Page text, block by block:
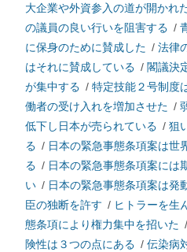
大企業や外資参入の道が開かれ
の議員の良い行いを阻害する /
に保身のために賛成した / 法律
はそれに賛成している / 閣議決
が集中する / 特定技能２号制度
働者の受け入れを増加させた /
低下し日本が売られている / 狙
る / 日本の緊急事態条項案は世
る / 日本の緊急事態条項案には
い / 日本の緊急事態条項案は発
臣の独断を許す / ヒトラーを生
態条項により権力集中を招いた /
険性は３つの点にある / 伝染病